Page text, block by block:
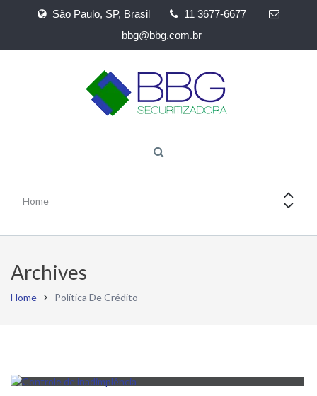
São Paulo, SP, Brasil
11 3677-6677
bbg@bbg.com.br
Archives
Home Política De Crédito